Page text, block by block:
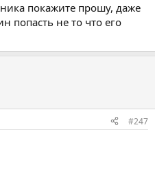
покажите прошу, даже
попасть не то что его
#247